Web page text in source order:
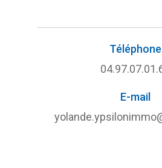
Téléphone
E-mail